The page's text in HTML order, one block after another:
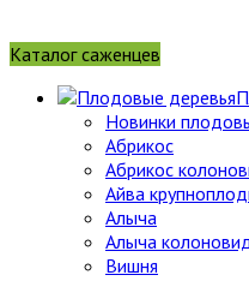
Каталог саженцев
Новинки
Абрикос
Абрикос
Айва
Алыча
Алыча
Вишня